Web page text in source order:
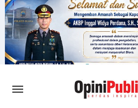
Skip
to
content